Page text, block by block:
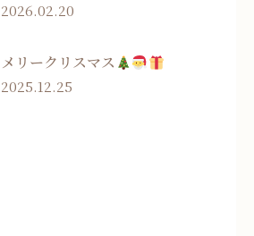
2026.02.20
メリークリスマス
2025.12.25